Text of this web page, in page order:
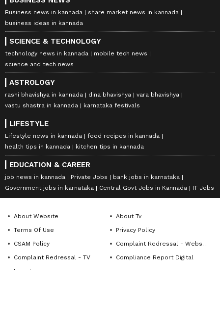
Business news in kannada
share market news in kannada
business ideas in kannada
SCIENCE & TECHNOLOGY
technology news in kannada
mobile tech news
science and tech news
ASTROLOGY
rashi bhavishya in kannada dina bhavishya
vara bhavishya
vastu shastra in kannada
karnataka festivals
LIFESTYLE
Lifestyle news in kannada
food recipes in kannada
health tips in kannada
kitchen tips in kannada
EDUCATION & CAREER
job news in kannada Private Jobs
bank jobs in karnataka
Government jobs in karnataka
Central Govt Jobs in Kannada IT Jobs
About Website
About Tv
Terms Of Use
Privacy Policy
CSAM Policy
Complaint Redressal - Website
Complaint Redressal - TV
Compliance Report Digital
Investors